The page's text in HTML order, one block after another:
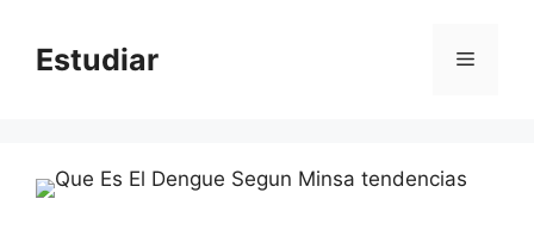
contentEstudiar Menu